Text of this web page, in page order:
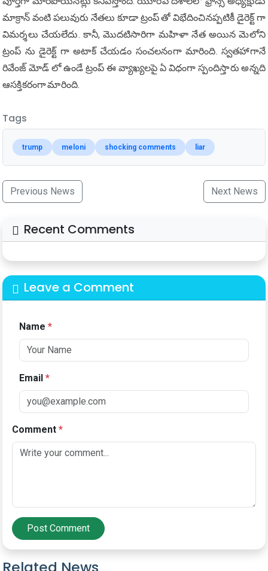
మాక్రాన్ వంటి పలువురు నేతలు కూడా ట్రంప్ తో విభేదించినప్పటికీ డైరెక్ట్ గా
విమర్శలు చేయలేదు. కానీ, మొదటిసారిగా మహిళా నేత అయిన మెలోని
ట్రంప్ ను డైరెక్ట్ గా అటాక్ చేయడం సంచలనంగా మారింది. స్వతహాగానే
రివేంజ్ మోడ్ లో ఉండే ట్రంప్ ఈ వ్యాఖ్యలపై ఏ విధంగా స్పందిస్తారు అన్నది
ఆసక్తికరంగా మారింది.
Tags
trump meloni shocking comments liar
Previous News Next News
Recent Comments
Leave a Comment
Name *
Email *
Comment *
Post Comment
Related News